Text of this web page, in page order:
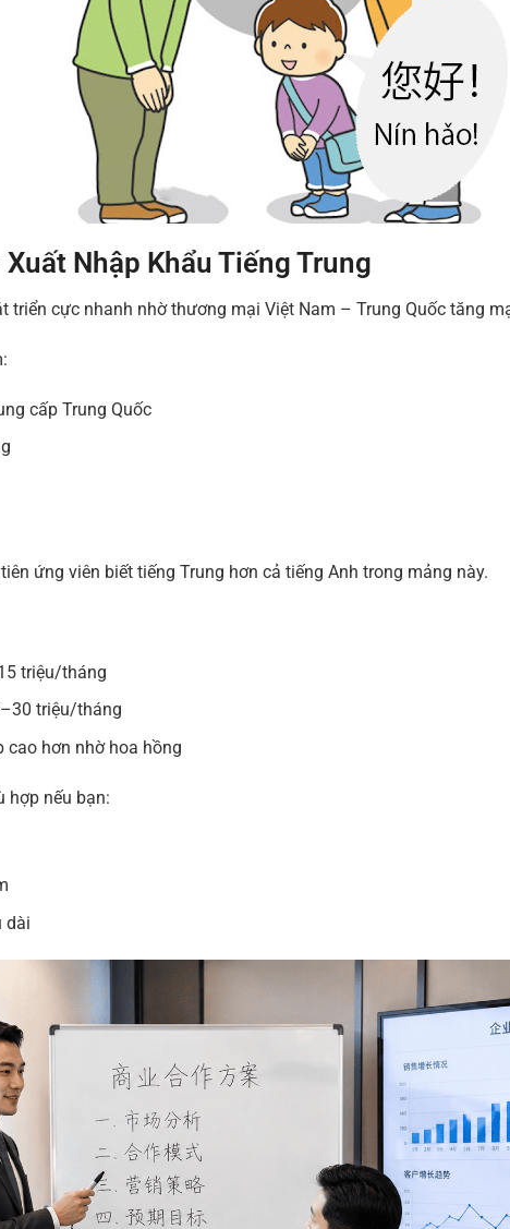
Nhập Khẩu Tiếng Trung
triển cực nhanh nhờ thương mại Việt Nam – Trung Quốc tăng
cấp Trung Quốc
ứng viên biết tiếng Trung hơn cả tiếng Anh trong mảng này.
triệu/tháng
triệu/tháng
cao hơn nhờ hoa hồng
hợp nếu bạn:
dài